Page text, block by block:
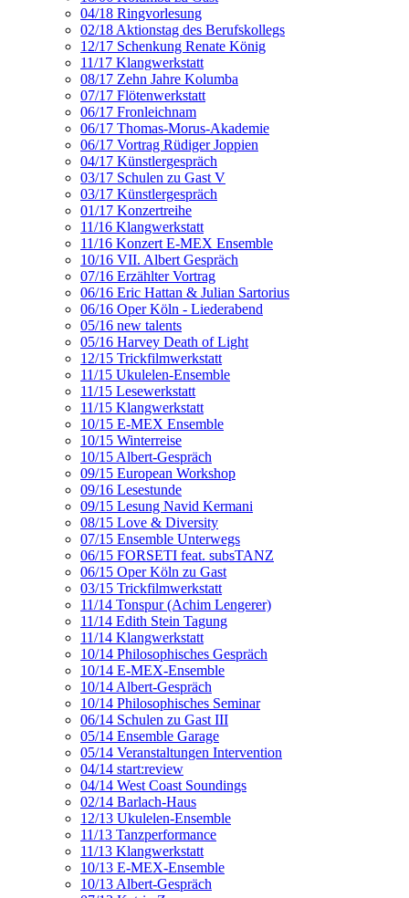
04/18 Ringvorlesung
02/18 Aktionstag des Berufskollegs
12/17 Schenkung Renate König
11/17 Klangwerkstatt
08/17 Zehn Jahre Kolumba
07/17 Flötenwerkstatt
06/17 Fronleichnam
06/17 Thomas-Morus-Akademie
06/17 Vortrag Rüdiger Joppien
04/17 Künstlergespräch
03/17 Schulen zu Gast V
03/17 Künstlergespräch
01/17 Konzertreihe
11/16 Klangwerkstatt
11/16 Konzert E-MEX Ensemble
10/16 VII. Albert Gespräch
07/16 Erzählter Vortrag
06/16 Eric Hattan & Julian Sartorius
06/16 Oper Köln - Liederabend
05/16 new talents
05/16 Harvey Death of Light
12/15 Trickfilmwerkstatt
11/15 Ukulelen-Ensemble
11/15 Lesewerkstatt
11/15 Klangwerkstatt
10/15 E-MEX Ensemble
10/15 Winterreise
10/15 Albert-Gespräch
09/15 European Workshop
09/16 Lesestunde
09/15 Lesung Navid Kermani
08/15 Love & Diversity
07/15 Ensemble Unterwegs
06/15 FORSETI feat. subsTANZ
06/15 Oper Köln zu Gast
03/15 Trickfilmwerkstatt
11/14 Tonspur (Achim Lengerer)
11/14 Edith Stein Tagung
11/14 Klangwerkstatt
10/14 Philosophisches Gespräch
10/14 E-MEX-Ensemble
10/14 Albert-Gespräch
10/14 Philosophisches Seminar
06/14 Schulen zu Gast III
05/14 Ensemble Garage
05/14 Veranstaltungen Intervention
04/14 start:review
04/14 West Coast Soundings
02/14 Barlach-Haus
12/13 Ukulelen-Ensemble
11/13 Tanzperformance
11/13 Klangwerkstatt
10/13 E-MEX-Ensemble
10/13 Albert-Gespräch